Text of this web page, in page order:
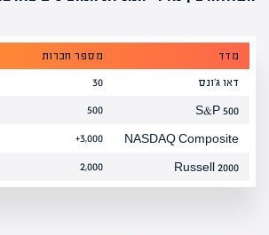
מדד מספר חברות
דאו ג'ונס 30
S&P 500
500
NASDAQ Composite
3,000+
Russell 2000
2,000